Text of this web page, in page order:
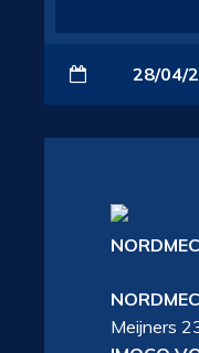
28/04/
Meijners